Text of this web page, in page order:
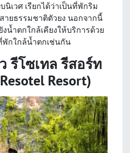
เวศ เรียกได้ว่าเป็นที่พักริม
ยธรรมชาติตัวยง นอกจากนี้
น้ำตกใกล้เคียงให้บริการด้วย
พักใกล้น้ำตกเช่นกัน
รีโซเทล รีสอร์ท
Resort)